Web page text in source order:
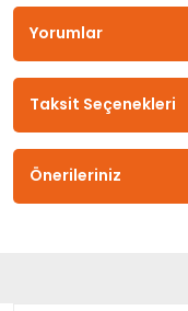
Yorumlar
Taksit Seçenekleri
Önerileriniz